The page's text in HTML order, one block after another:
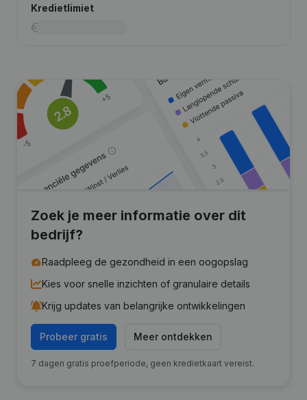
Kredietlimiet
Zoek je meer informatie over dit
bedrijf?
Raadpleeg de gezondheid in een oogopslag
Kies voor snelle inzichten of granulaire details
Krijg updates van belangrijke ontwikkelingen
Probeer gratis Meer ontdekken
7 dagen gratis proefperiode, geen kredietkaart vereist.